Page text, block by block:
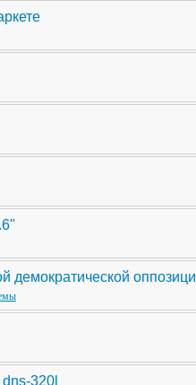
демократической оппозици
320l